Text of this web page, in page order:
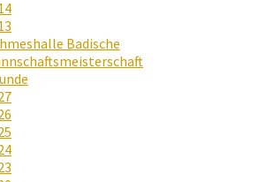
Badische